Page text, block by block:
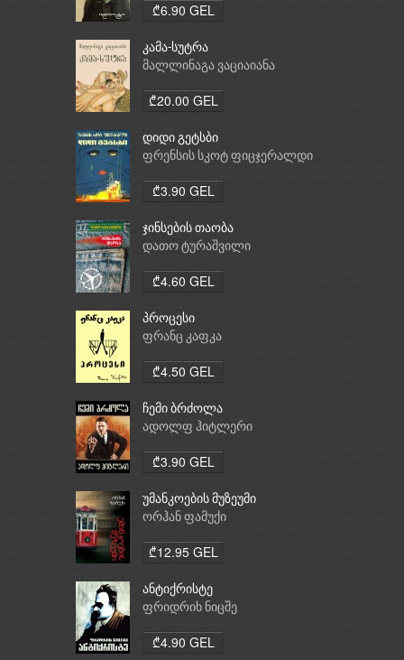
₾6.90 GEL
კამა-სუტრა
მალლინაგა ვაციაიანა
₾20.00 GEL
დიდი გეტსბი
ფრენსის სკოტ ფიცჯერალდი
₾3.90 GEL
ჯინსების თაობა
დათო ტურაშვილი
₾4.60 GEL
პროცესი
ფრანც კაფკა
₾4.50 GEL
ჩემი ბრძოლა
ადოლფ ჰიტლერი
₾3.90 GEL
უმანკოების მუზეუმი
ორჰან ფამუქი
₾12.95 GEL
ანტიქრისტე
ფრიდრიხ ნიცშე
₾4.90 GEL